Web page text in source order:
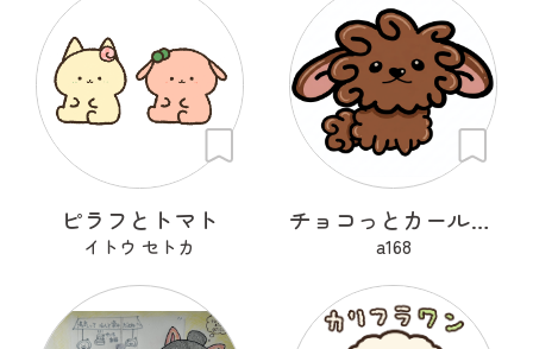
ピラフとトマト
イトウ セトカ
チョコっとカールちゃん
a168